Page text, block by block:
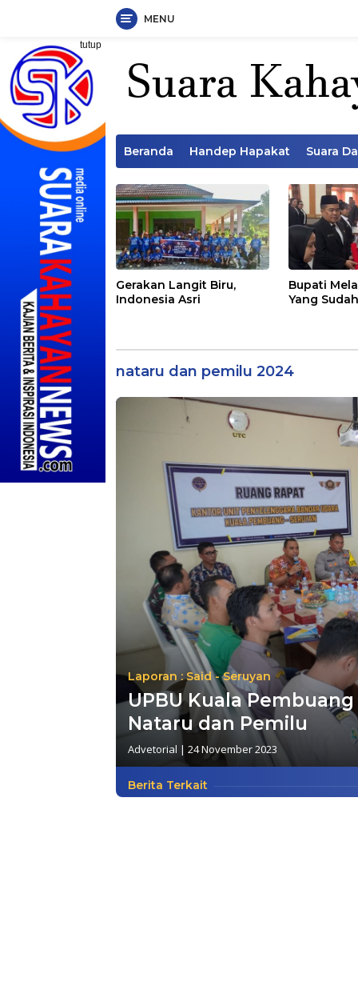
Langsung
konten
MENU
tutup
Beranda Handep Hapakat Suara
Gerakan Langit Biru,
Indonesia Asri
Bupati
Yang
nataru dan pemilu 2024
Laporan : Said - Seruyan
UPBU Kuala
Nataru dan Pemilu
Advetorial | 24 November 2023
Berita Terkait